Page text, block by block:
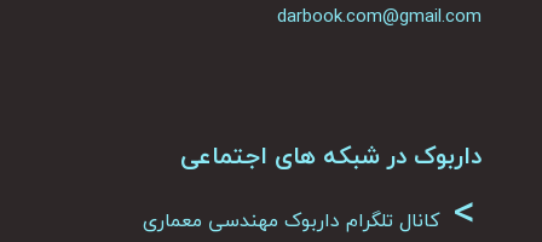
darbook.com@gmail.com
داربوک در شبکه های اجتماعی
> کانال تلگرام داربوک مهندسی معماری